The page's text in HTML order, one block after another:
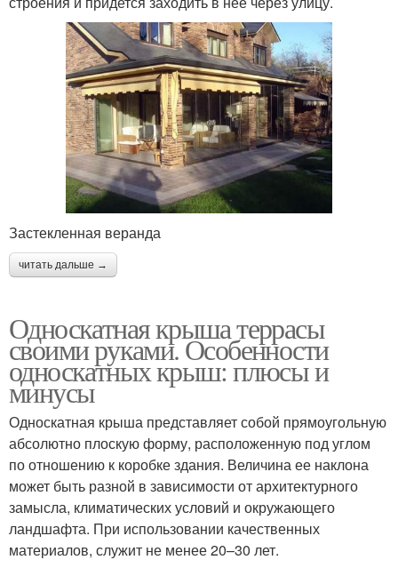
Застекленная веранда
читать дальше →
Односкатная крыша террасы
своими руками. Особенности
односкатных крыш: плюсы и
минусы
Односкатная крыша представляет собой прямоугольную
абсолютно плоскую форму, расположенную под углом
по отношению к коробке здания. Величина ее наклона
может быть разной в зависимости от архитектурного
замысла, климатических условий и окружающего
ландшафта. При использовании качественных
материалов, служит не менее 20–30 лет.